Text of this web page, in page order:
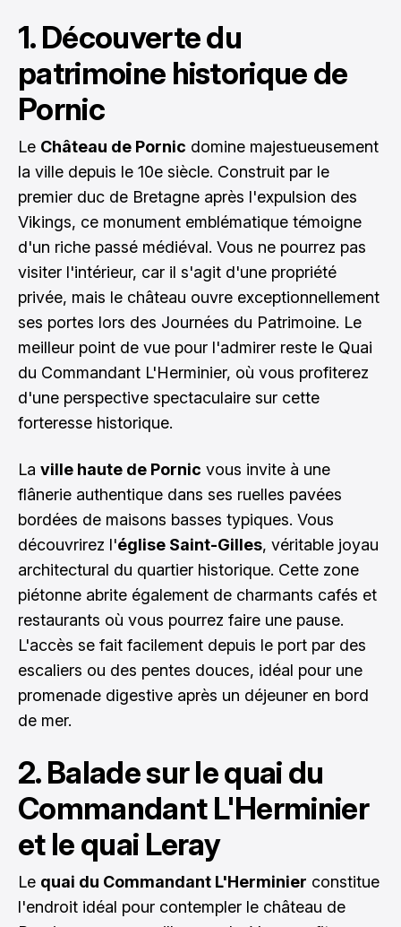
1. Découverte du
patrimoine historique de
Pornic
Le Château de Pornic domine majestueusement
la ville depuis le 10e siècle. Construit par le
premier duc de Bretagne après l'expulsion des
Vikings, ce monument emblématique témoigne
d'un riche passé médiéval. Vous ne pourrez pas
visiter l'intérieur, car il s'agit d'une propriété
privée, mais le château ouvre exceptionnellement
ses portes lors des Journées du Patrimoine. Le
meilleur point de vue pour l'admirer reste le Quai
du Commandant L'Herminier, où vous profiterez
d'une perspective spectaculaire sur cette
forteresse historique.
La ville haute de Pornic vous invite à une
flânerie authentique dans ses ruelles pavées
bordées de maisons basses typiques. Vous
découvrirez l'église Saint-Gilles, véritable joyau
architectural du quartier historique. Cette zone
piétonne abrite également de charmants cafés et
restaurants où vous pourrez faire une pause.
L'accès se fait facilement depuis le port par des
escaliers ou des pentes douces, idéal pour une
promenade digestive après un déjeuner en bord
de mer.
2. Balade sur le quai du
Commandant L'Herminier
et le quai Leray
Le quai du Commandant L'Herminier constitue
l'endroit idéal pour contempler le château de